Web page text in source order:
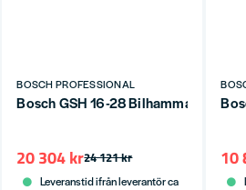
BOSCH PROFESSIONAL
Bosch GSH 16-28 Bilhammare
24 121 kr
20 304 kr
Leveranstid ifrån leverantör ca
10